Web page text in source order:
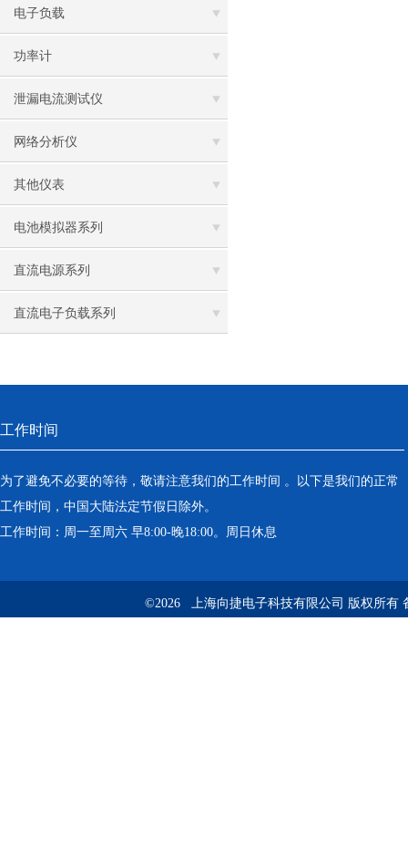
电子负载
功率计
泄漏电流测试仪
网络分析仪
其他仪表
电池模拟器系列
直流电源系列
直流电子负载系列
工作时间
为了避免不必要的等待，敬请注意我们的工作时间 。以下是我们的正常
工作时间，中国大陆法定节假日除外。
工作时间：周一至周六 早8:00-晚18:00。周日休息
©2026 上海向捷电子科技有限公司 版权所有